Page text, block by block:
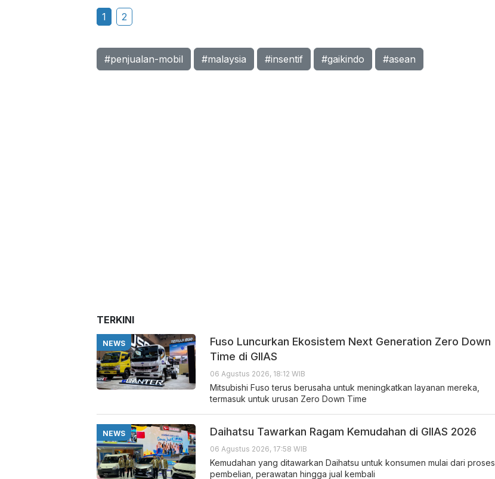
1 2
#penjualan-mobil #malaysia #insentif #gaikindo #asean
TERKINI
NEWS
Fuso Luncurkan Ekosistem Next Generation Zero Down
Time di GIIAS
06 Agustus 2026, 18:12 WIB
Mitsubishi Fuso terus berusaha untuk meningkatkan layanan mereka,
termasuk untuk urusan Zero Down Time
NEWS Daihatsu Tawarkan Ragam Kemudahan di GIIAS 2026
06 Agustus 2026, 17:58 WIB
Kemudahan yang ditawarkan Daihatsu untuk konsumen mulai dari proses
pembelian, perawatan hingga jual kembali